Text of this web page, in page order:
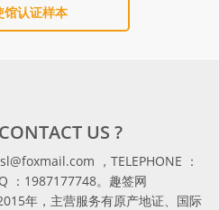
馆认证样本
US ?
，TELEPHONE ：
：1987177748。趣签网
年，主营服务有原产地证、国际